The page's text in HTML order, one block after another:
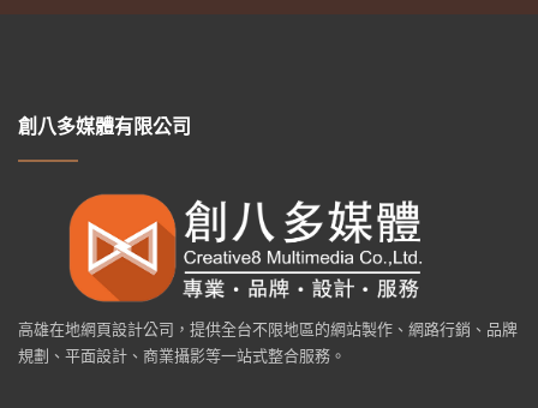
創八多媒體有限公司
高雄在地網頁設計公司，提供全台不限地區的網站製作、網路行銷、品牌
規劃、平面設計、商業攝影等一站式整合服務。